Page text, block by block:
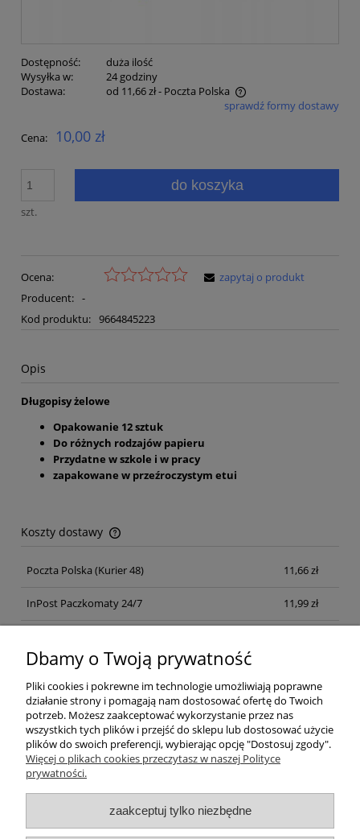
Dostępność:
duża ilość
Wysyłka w:
24 godziny
Dostawa:
od 11,66 zł- Poczta Polska
Cena nie zawiera ewentualnych kosztów płatnościsprawdź formy dostawy
Cena: 10,00 zł
szt.
do koszyka
Ocena:
Producent: -
Kod produktu: 9664845223
zapytaj o produkt
Opis
Długopisy żelowe
Opakowanie 12 sztuk
Do różnych rodzajów papieru
Przydatne w szkole i w pracy
zapakowane w przeźroczystym etui
Koszty dostawy
Cena nie zawiera ewentualnych kosztów płatności
Poczta Polska (Kurier 48) 11,66 zł
InPost Paczkomaty 24/7 11,99 zł
Pomoc
Moje konto
Płatności i dostawa
Dbamy o Twoją prywatność
Pliki cookies i pokrewne im technologie umożliwiają poprawne
działanie strony i pomagają nam dostosować ofertę do Twoich
potrzeb. Możesz zaakceptować wykorzystanie przez nas
wszystkich tych plików i przejść do sklepu lub dostosować użycie
plików do swoich preferencji, wybierając opcję "Dostosuj zgody".
Więcej o plikach cookies przeczytasz w naszej Polityce
prywatności.
zaakceptuj tylko niezbędne